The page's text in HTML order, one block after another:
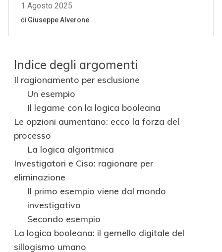
Indice degli argomenti
Il ragionamento per esclusione
Un esempio
Il legame con la logica booleana
Le opzioni aumentano: ecco la forza del
processo
La logica algoritmica
Investigatori e Ciso: ragionare per
eliminazione
Il primo esempio viene dal mondo
investigativo
Secondo esempio
La logica booleana: il gemello digitale del
sillogismo umano